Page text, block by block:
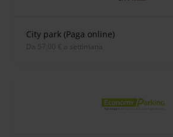
City park (Paga online)
Da 57,00 € a settimana